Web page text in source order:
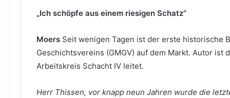
„Ich schöpfe aus einem riesigen Schatz“
Moers Seit wenigen Tagen ist der erste historische
Geschichtsvereins (GMGV) auf dem Markt. Autor ist
Arbeitskreis Schacht IV leitet.
Herr Thissen, vor knapp neun Jahren wurde die